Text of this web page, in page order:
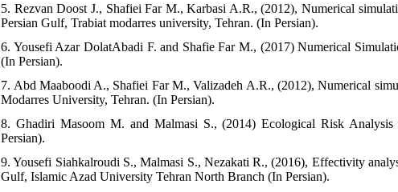
5. Rezvan Doost J., Shafiei Far M., Karbasi A.R., (2012), Numerical
Persian Gulf, Trabiat modarres university, Tehran. (In Persian).
6. Yousefi Azar DolatAbadi F. and Shafie Far M., (2017) Numerical
(In Persian).
7. Abd Maaboodi A., Shafiei Far M., Valizadeh A.R., (2012), Numerical
Modarres University, Tehran. (In Persian).
8. Ghadiri Masoom M. and Malmasi S., (2014) Ecological Risk
Persian).
9. Yousefi Siahkalroudi S., Malmasi S., Nezakati R., (2016), Effectivity
Gulf, Islamic Azad University Tehran North Branch (In Persian).